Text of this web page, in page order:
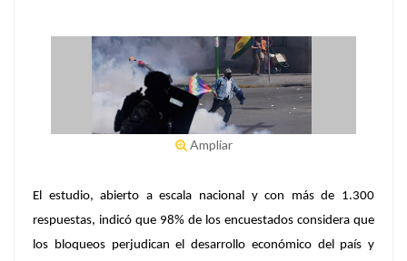
Ampliar
El estudio, abierto a escala nacional y con más de 1.300
respuestas, indicó que 98% de los encuestados considera que
los bloqueos perjudican el desarrollo económico del país y